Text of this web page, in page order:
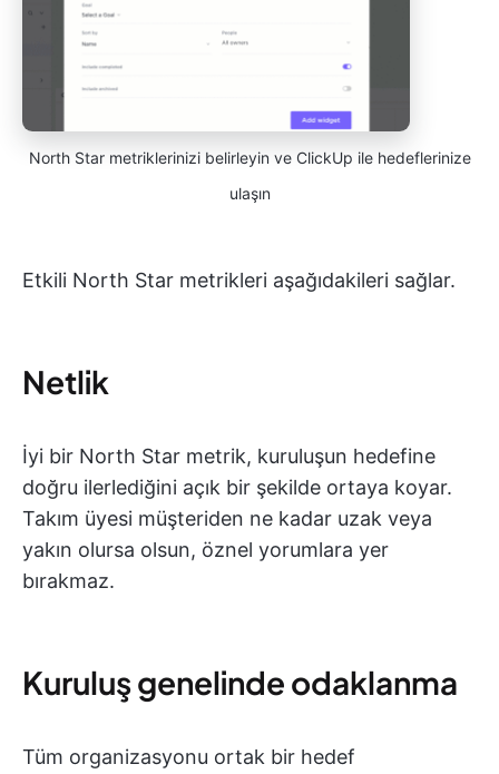
North Star metriklerinizi belirleyin ve ClickUp ile hedeflerinize
ulaşın
Etkili North Star metrikleri aşağıdakileri sağlar.
Netlik
İyi bir North Star metrik, kuruluşun hedefine
doğru ilerlediğini açık bir şekilde ortaya koyar.
Takım üyesi müşteriden ne kadar uzak veya
yakın olursa olsun, öznel yorumlara yer
bırakmaz.
Kuruluş genelinde odaklanma
Tüm organizasyonu ortak bir hedef